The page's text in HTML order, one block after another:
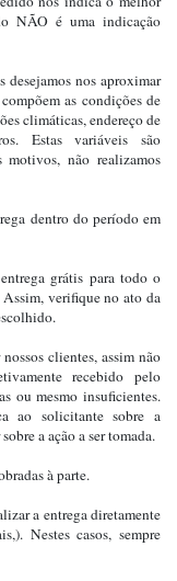
NÃO é uma indicação
desejamos nos aproximar
as condições de
climáticas, endereço de
Estas variáveis são
motivos, não realizamos
dentro do período em
grátis para todo o
Assim, verifique no ato da
clientes, assim não
recebido pelo
ou mesmo insuficientes.
ao solicitante sobre a
a ação a ser tomada.
à parte.
a entrega diretamente
Nestes casos, sempre